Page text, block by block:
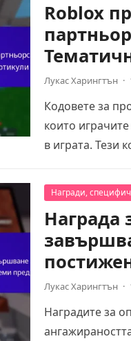
Roblox
Лукас Харингтън ·
Кодовете за
които
в играта. Тези
Награди,
Награда
Лукас Харингтън ·
Наградите за